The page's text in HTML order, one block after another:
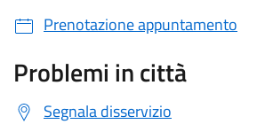
Prenotazione appuntamento
Problemi in città
Segnala disservizio